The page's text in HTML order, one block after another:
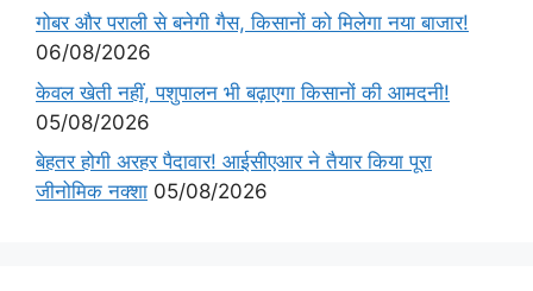
गोबर और पराली से बनेगी गैस, किसानों को मिलेगा नया बाजार!
06/08/2026
केवल खेती नहीं, पशुपालन भी बढ़ाएगा किसानों की आमदनी!
05/08/2026
बेहतर होगी अरहर पैदावार! आईसीएआर ने तैयार किया पूरा
जीनोमिक नक्शा 05/08/2026